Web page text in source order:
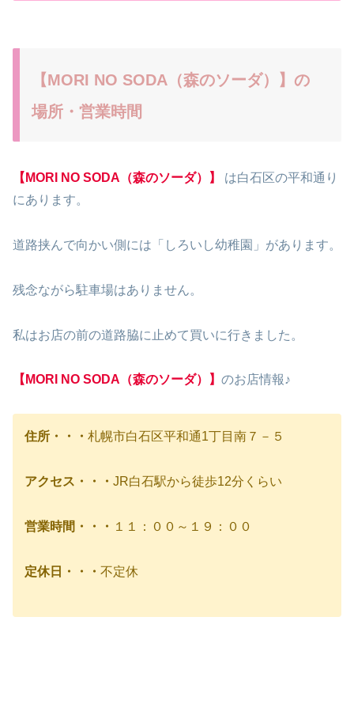
【MORI NO SODA（森のソーダ）】の
場所・営業時間
【MORI NO SODA（森のソーダ）】
は白石区の平和通り
にあります。
道路挟んで向かい側には「しろいし幼稚園」があります。
残念ながら駐車場はありません。
私はお店の前の道路脇に止めて買いに行きました。
【MORI NO SODA（森のソーダ）】 のお店情報♪
住所・・・ 札幌市白石区平和通1丁目南７－５
アクセス・・・ JR白石駅から徒歩12分くらい
営業時間・・・ １１：００～１９：００
定休日・・・ 不定休